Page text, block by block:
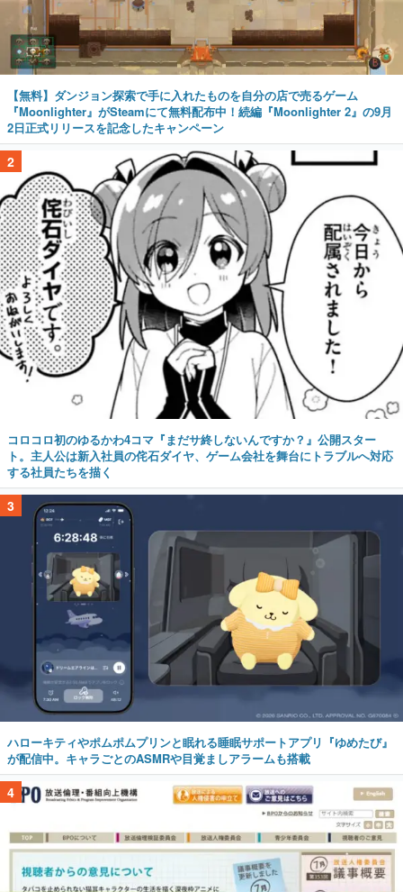
【無料】ダンジョン探索で手に入れたものを自分の店で売るゲーム
『Moonlighter』がSteamにて無料配布中！続編『Moonlighter 2』の9月
2日正式リリースを記念したキャンペーン
2
コロコロ初のゆるかわ4コマ『まだサ終しないんですか？』公開スター
ト。主人公は新入社員の侘石ダイヤ、ゲーム会社を舞台にトラブルへ対応
する社員たちを描く
3
ハローキティやポムポムプリンと眠れる睡眠サポートアプリ『ゆめたび』
が配信中。キャラごとのASMRや目覚ましアラームも搭載
4